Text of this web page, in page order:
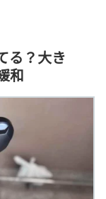
る？大き
和